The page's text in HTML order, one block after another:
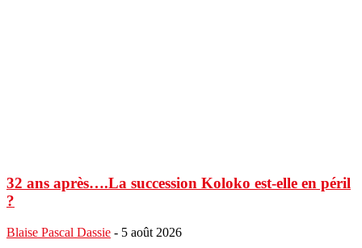
32 ans après….La succession Koloko est-elle en péril
?
Blaise Pascal Dassie - 5 août 2026